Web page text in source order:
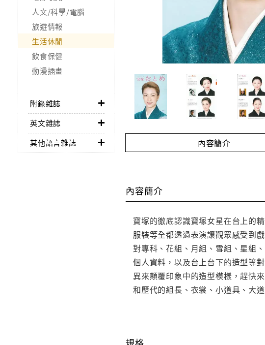
人文/科學/電腦
旅遊情報
生活休閒
飲食保健
動漫插畫
附錄雜誌
英文雜誌
其他語言雜誌
內容簡介
內容簡介
寶塚的徹底認識寶塚女星在台上的
服裝等全都透過表演讓觀眾感受到
對專科、花組、月組、雪組、星組
個人資料，以及台上台下的造型等
異來顛覆印象中的造型模樣，趕快
和歷代的組長、衣裳、小道具、大
規格